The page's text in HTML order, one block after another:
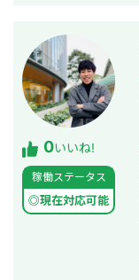
0いいね!
稼働ステータス
◎現在対応可能